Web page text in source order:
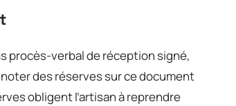
procès-verbal de réception signé,
des réserves sur ce document
obligent l’artisan à reprendre